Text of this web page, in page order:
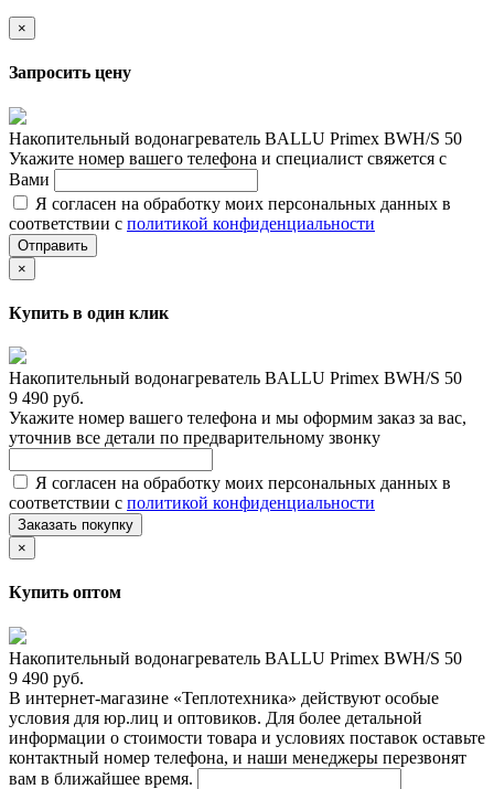
×
Запросить цену
Накопительный водонагреватель BALLU Primex BWH/S 50
Укажите номер вашего телефона и специалист свяжется с
Вами
Я согласен на обработку моих персональных данных в
соответствии с политикой конфиденциальности
Отправить
×
Купить в один клик
Накопительный водонагреватель BALLU Primex BWH/S 50
9 490 руб.
Укажите номер вашего телефона и мы оформим заказ за вас,
уточнив все детали по предварительному звонку
Я согласен на обработку моих персональных данных в
соответствии с политикой конфиденциальности
Заказать покупку
×
Купить оптом
Накопительный водонагреватель BALLU Primex BWH/S 50
9 490 руб.
В интернет-магазине «Теплотехника» действуют особые
условия для юр.лиц и оптовиков. Для более детальной
информации о стоимости товара и условиях поставок оставьте
контактный номер телефона, и наши менеджеры перезвонят
вам в ближайшее время.